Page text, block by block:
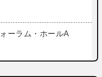
ーラム・ホールA